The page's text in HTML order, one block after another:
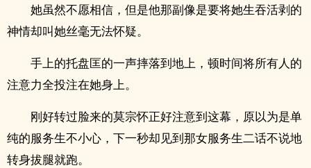
她虽然不愿相信，但是他那副像是要将她生吞活剥的
神情却叫她丝毫无法怀疑。
手上的托盘匡的一声摔落到地上，顿时间将所有人的
注意力全投注在她身上。
刚好转过脸来的莫宗怀正好注意到这幕，原以为是单
纯的服务生不小心，下一秒却见到那女服务生二话不说地
转身拔腿就跑。